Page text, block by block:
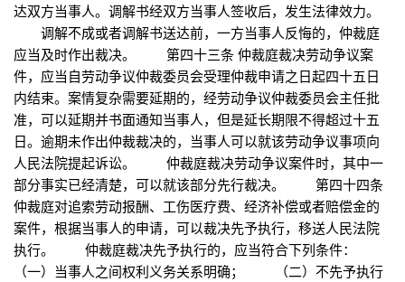
达双方当事人。调解书经双方当事人签收后，发生法律效力。
调解不成或者调解书送达前，一方当事人反悔的，仲裁庭
应当及时作出裁决。 第四十三条 仲裁庭裁决劳动争议案
件，应当自劳动争议仲裁委员会受理仲裁申请之日起四十五日
内结束。案情复杂需要延期的，经劳动争议仲裁委员会主任批
准，可以延期并书面通知当事人，但是延长期限不得超过十五
日。逾期未作出仲裁裁决的，当事人可以就该劳动争议事项向
人民法院提起诉讼。 仲裁庭裁决劳动争议案件时，其中一
部分事实已经清楚，可以就该部分先行裁决。 第四十四条
仲裁庭对追索劳动报酬、工伤医疗费、经济补偿或者赔偿金的
案件，根据当事人的申请，可以裁决先予执行，移送人民法院
执行。 仲裁庭裁决先予执行的，应当符合下列条件：
（一）当事人之间权利义务关系明确； （二）不先予执行